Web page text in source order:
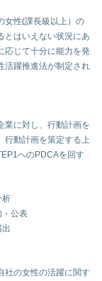
女性(課長級以上）の
とはいえない状況にあ
応じて十分に能力を発
活躍推進法が制定され
に対し、行動計画を
行動計画を策定する上
へのPDCAを回す
析
公表
社の女性の活躍に関す